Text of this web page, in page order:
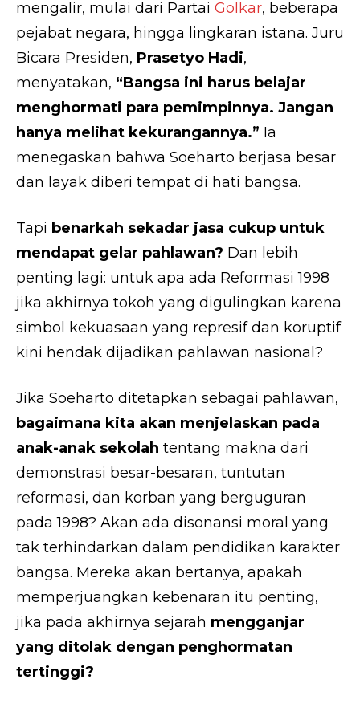
mengalir, mulai dari Partai Golkar, beberapa
pejabat negara, hingga lingkaran istana. Juru
Bicara Presiden, Prasetyo Hadi,
menyatakan, “Bangsa ini harus belajar
menghormati para pemimpinnya. Jangan
hanya melihat kekurangannya.” Ia
menegaskan bahwa Soeharto berjasa besar
dan layak diberi tempat di hati bangsa.
Tapi benarkah sekadar jasa cukup untuk
mendapat gelar pahlawan? Dan lebih
penting lagi: untuk apa ada Reformasi 1998
jika akhirnya tokoh yang digulingkan karena
simbol kekuasaan yang represif dan koruptif
kini hendak dijadikan pahlawan nasional?
Jika Soeharto ditetapkan sebagai pahlawan,
bagaimana kita akan menjelaskan pada
anak-anak sekolah tentang makna dari
demonstrasi besar-besaran, tuntutan
reformasi, dan korban yang berguguran
pada 1998? Akan ada disonansi moral yang
tak terhindarkan dalam pendidikan karakter
bangsa. Mereka akan bertanya, apakah
memperjuangkan kebenaran itu penting,
jika pada akhirnya sejarah mengganjar
yang ditolak dengan penghormatan
tertinggi?